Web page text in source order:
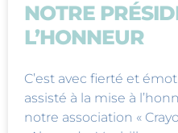
NOTRE
L’HONNEUR
C’est avec fierté et
assisté à la mise à
notre association «